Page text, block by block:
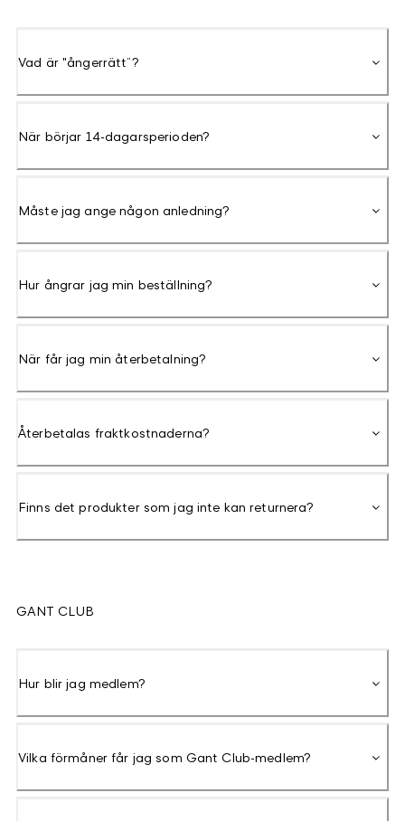
Vad är "ångerrätt”?
När börjar 14-dagarsperioden?
Måste jag ange någon anledning?
Hur ångrar jag min beställning?
När får jag min återbetalning?
Återbetalas fraktkostnaderna?
Finns det produkter som jag inte kan returnera?
GANT CLUB
Hur blir jag medlem?
Vilka förmåner får jag som Gant Club-medlem?